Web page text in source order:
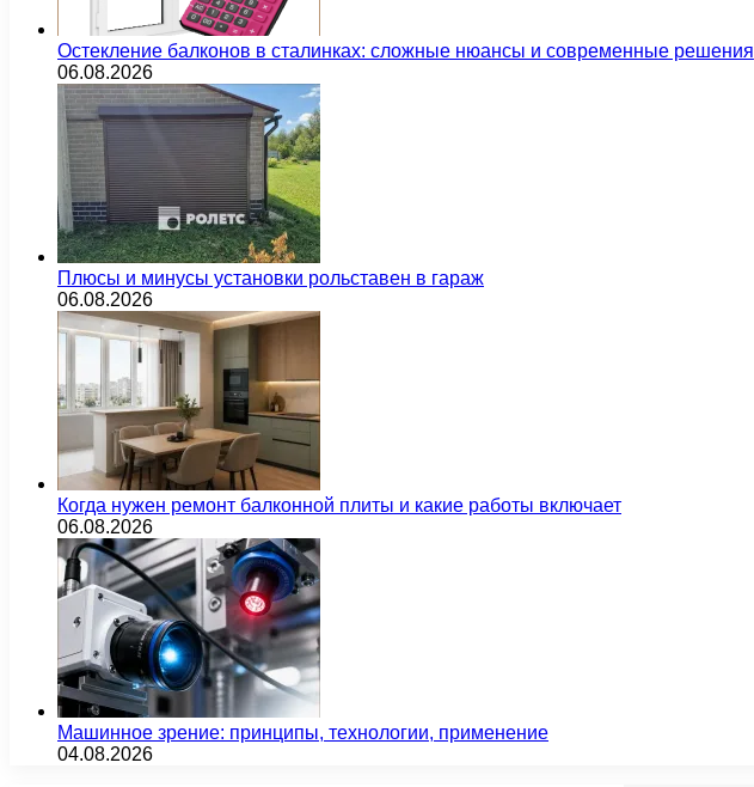
Остекление балконов в сталинках: сложные нюансы и современные решения
06.08.2026
Плюсы и минусы установки рольставен в гараж
06.08.2026
Когда нужен ремонт балконной плиты и какие работы включает
06.08.2026
Машинное зрение: принципы, технологии, применение
04.08.2026